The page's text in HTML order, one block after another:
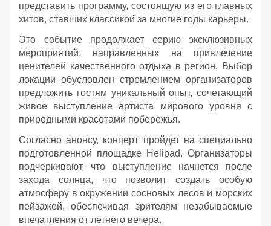
представить программу, состоящую из его главных
хитов, ставших классикой за многие годы карьеры.
Это событие продолжает серию эксклюзивных
мероприятий, направленных на привлечение
ценителей качественного отдыха в регион. Выбор
локации обусловлен стремлением организаторов
предложить гостям уникальный опыт, сочетающий
живое выступление артиста мирового уровня с
природными красотами побережья.
Согласно анонсу, концерт пройдет на специально
подготовленной площадке Helipad. Организаторы
подчеркивают, что выступление начнется после
захода солнца, что позволит создать особую
атмосферу в окружении сосновых лесов и морских
пейзажей, обеспечивая зрителям незабываемые
впечатления от летнего вечера.